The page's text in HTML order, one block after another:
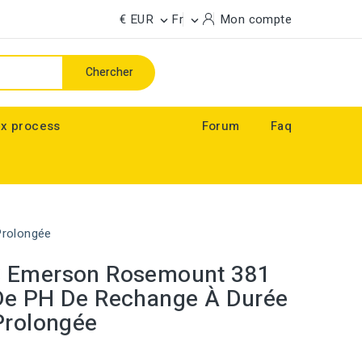
€ EUR  Fr  Mon compte
Chercher
process Forum Faq
Emerson Rosemount 381
PH De Rechange À Durée